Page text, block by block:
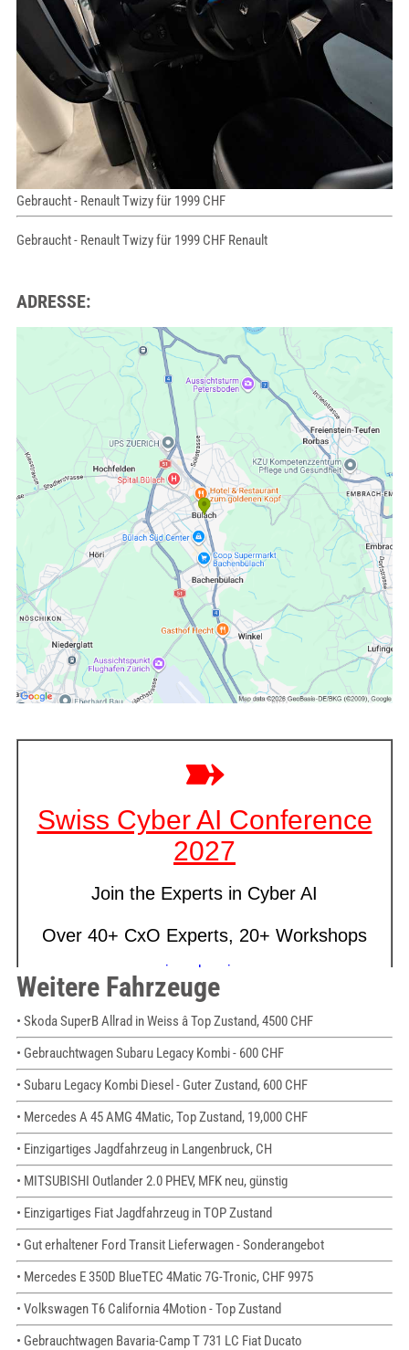
Gebraucht - Renault Twizy für 1999 CHF
Gebraucht - Renault Twizy für 1999 CHF Renault
ADRESSE:
Weitere Fahrzeuge
• Skoda SuperB Allrad in Weiss â Top Zustand, 4500 CHF
• Gebrauchtwagen Subaru Legacy Kombi - 600 CHF
• Subaru Legacy Kombi Diesel - Guter Zustand, 600 CHF
• Mercedes A 45 AMG 4Matic, Top Zustand, 19,000 CHF
• Einzigartiges Jagdfahrzeug in Langenbruck, CH
• MITSUBISHI Outlander 2.0 PHEV, MFK neu, günstig
• Einzigartiges Fiat Jagdfahrzeug in TOP Zustand
• Gut erhaltener Ford Transit Lieferwagen - Sonderangebot
• Mercedes E 350D BlueTEC 4Matic 7G-Tronic, CHF 9975
• Volkswagen T6 California 4Motion - Top Zustand
• Gebrauchtwagen Bavaria-Camp T 731 LC Fiat Ducato